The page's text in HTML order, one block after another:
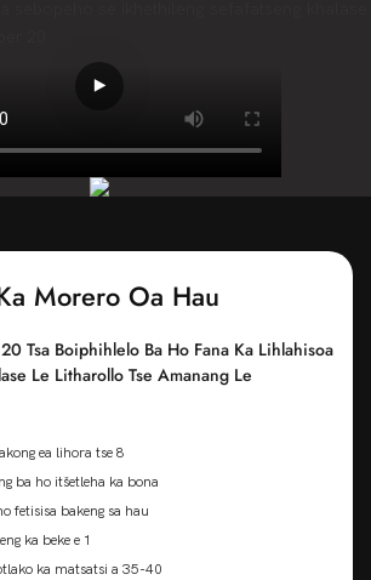
Morero Oa Hau
Tsa Boiphihlelo Ba Ho Fana Ka Lihlahisoa
Le Litharollo Tse Amanang Le
ea lihora tse 8
ba ho itšetleha ka bona
fetisisa bakeng sa hau
ka beke e 1
ka matsatsi a 35-40